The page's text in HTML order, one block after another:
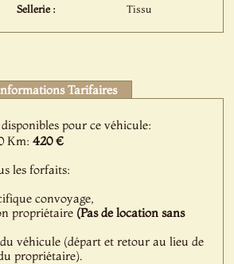
Sellerie :
Tissu
Tarifaires
pour ce véhicule:
Km:420 €
les forfaits:
convoyage,
propriétaire (Pas de location sans
véhicule (départ et retour au lieu de
propriétaire).